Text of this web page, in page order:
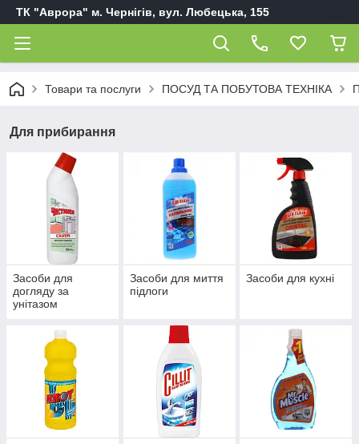
ТК "Аврора" м. Чернігів, вул. Любецька, 155
Товари та послуги ПОСУД ТА ПОБУТОВА ТЕХНІКА
Для прибирання
Засоби для
догляду за
унітазом
Засоби для миття
підлоги
Засоби для кухні